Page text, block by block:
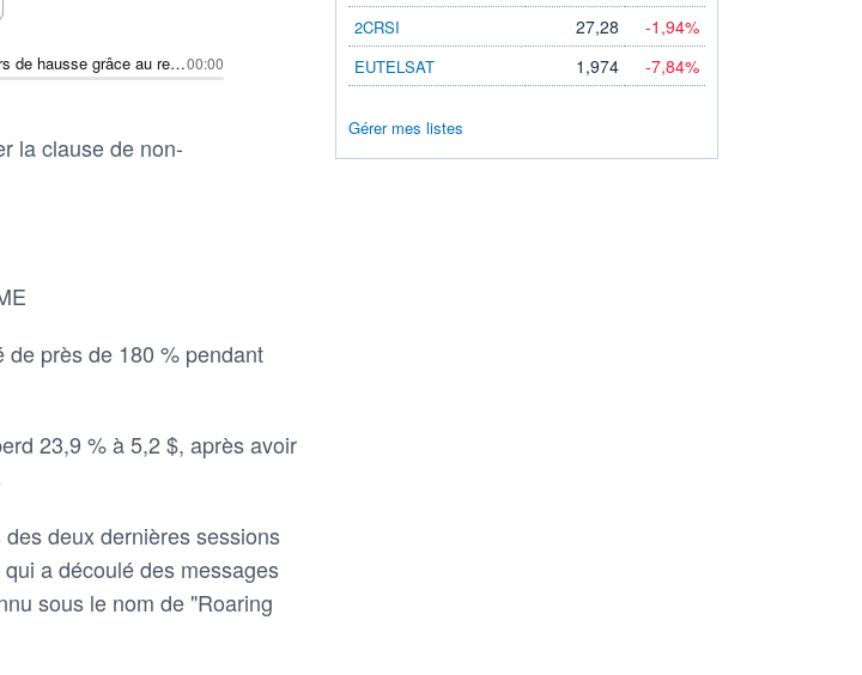
GameStop et AMC en baisse après deux jours de hausse grâce au retour de "Roaring Kitty"00:00
la clause de non-
près de 180 % pendant
23,9 % à 5,2 $, après avoir
deux dernières sessions
a découlé des messages
sous le nom de "Roaring
2CRSI 27,28 -1,94%
EUTELSAT 1,974 -7,84%
Gérer mes listes